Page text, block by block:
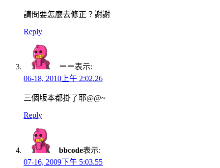
請問要怎麼去修正？謝謝
Reply
ㄧㄧ表示:
06-18, 2010上午 2:02.26
三個版本都掛了耶@@~
Reply
bbcode表示:
07-16, 2009下午 5:03.55